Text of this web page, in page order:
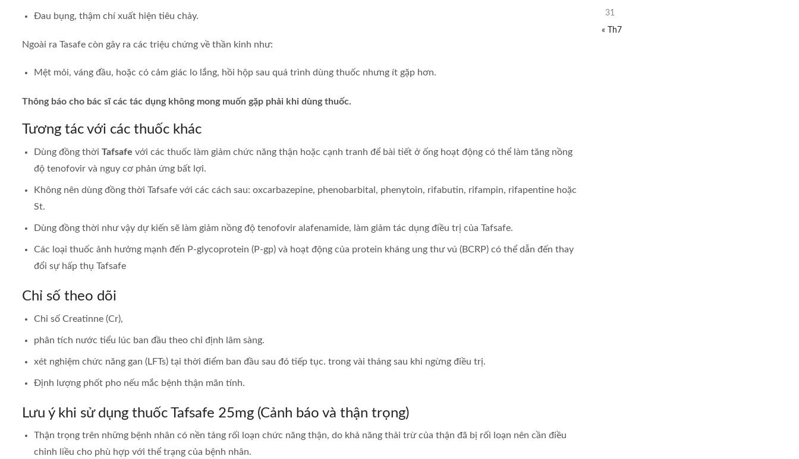
Đau bụng, thậm chí xuất hiện tiêu chảy.
Ngoài ra Tasafe còn gây ra các triệu chứng về thần kinh như:
Mệt mỏi, váng đầu, hoặc có cảm giác lo lắng, hồi hộp sau quá trình dùng thuốc nhưng ít gặp hơn.
Thông báo cho bác sĩ các tác dụng không mong muốn gặp phải khi dùng thuốc.
Tương tác với các thuốc khác
Dùng đồng thời Tafsafe với các thuốc làm giảm chức năng thận hoặc cạnh tranh để bài tiết ở ống hoạt động có thể làm tăng nồng
độ tenofovir và nguy cơ phản ứng bất lợi.
Không nên dùng đồng thời Tafsafe với các cách sau: oxcarbazepine, phenobarbital, phenytoin, rifabutin, rifampin, rifapentine hoặc
St.
Dùng đồng thời như vậy dự kiến sẽ làm giảm nồng độ tenofovir alafenamide, làm giảm tác dụng điều trị của Tafsafe.
Các loại thuốc ảnh hưởng mạnh đến P-glycoprotein (P-gp) và hoạt động của protein kháng ung thư vú (BCRP) có thể dẫn đến thay
đổi sự hấp thụ Tafsafe
Chỉ số theo dõi
Chỉ số Creatinne (Cr),
phân tích nước tiểu lúc ban đầu theo chỉ định lâm sàng.
xét nghiệm chức năng gan (LFTs) tại thời điểm ban đầu sau đó tiếp tục. trong vài tháng sau khi ngừng điều trị.
Định lượng phốt pho nếu mắc bệnh thận mãn tính.
Lưu ý khi sử dụng thuốc Tafsafe 25mg (Cảnh báo và thận trọng)
Thận trọng trên những bệnh nhân có nền tảng rối loạn chức năng thận, do khả năng thải trừ của thận đã bị rối loạn nên cần điều
chỉnh liều cho phù hợp với thể trạng của bệnh nhân.
31
« Th7